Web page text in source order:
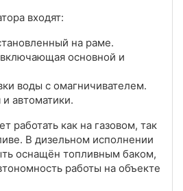
входят:
на раме.
основной и
воды с омагничивателем.
автоматики.
работать как на газовом, так
В дизельном исполнении
оснащён топливным баком,
работы на объекте